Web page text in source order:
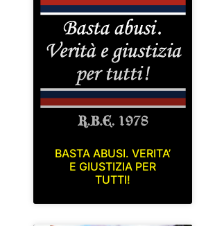
BASTA ABUSI. VERITA’
E GIUSTIZIA PER
TUTTI!